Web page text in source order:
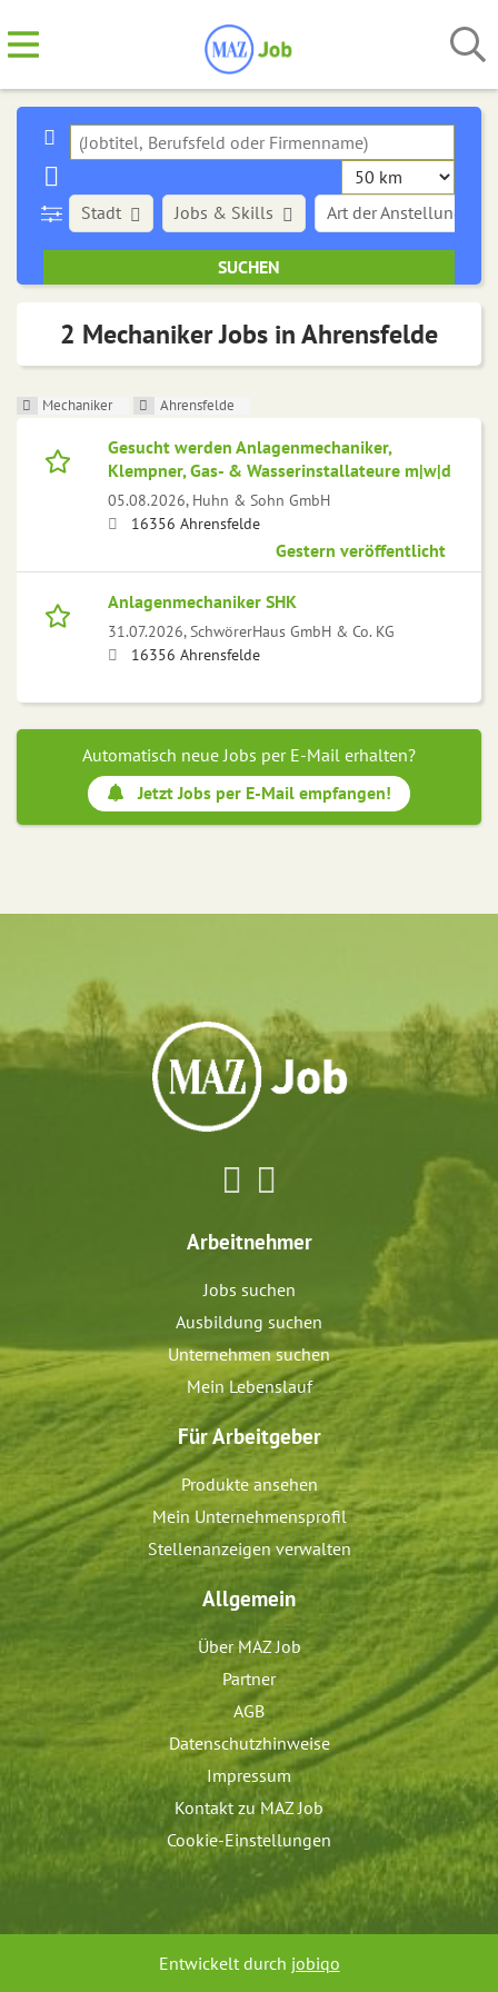
Stadt Art der Anstellung
Jobs & Skills
2 Mechaniker Jobs in Ahrensfelde
Mechaniker Ahrensfelde
Gesucht werden Anlagenmechaniker,
Klempner, Gas- & Wasserinstallateure m|w|d
05.08.2026, Huhn & Sohn GmbH
16356 Ahrensfelde
Gestern veröffentlicht
Anlagenmechaniker SHK
31.07.2026,SchwörerHaus GmbH & Co. KG
16356 Ahrensfelde
Automatisch neue Jobs per E-Mail erhalten?
Jetzt Jobs per E-Mail empfangen!
Arbeitnehmer
Jobs suchen
Ausbildung suchen
Unternehmen suchen
Mein Lebenslauf
Für Arbeitgeber
Produkte ansehen
Mein Unternehmensprofil
Stellenanzeigen verwalten
Allgemein
Über MAZ Job
Partner
AGB
Datenschutzhinweise
Impressum
Kontakt zu MAZ Job
Cookie-Einstellungen
Entwickelt durch jobiqo